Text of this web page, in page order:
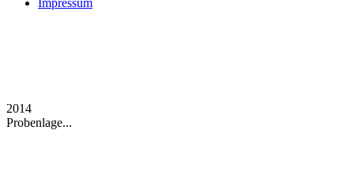
Impressum
2014
Probenlage...